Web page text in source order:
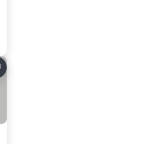
a favoritos